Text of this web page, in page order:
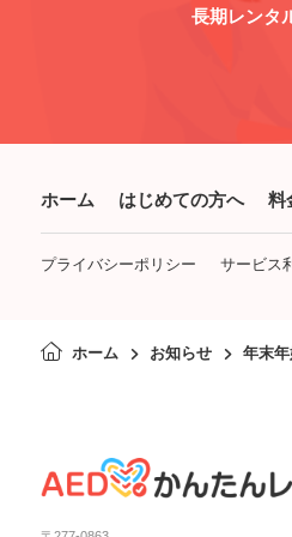
長期レンタ
ホーム はじめての方へ 料
プライバシーポリシー サービス
ホーム お知らせ 年末